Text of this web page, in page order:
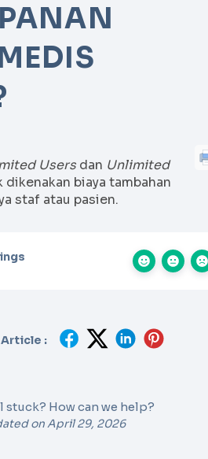
Users dan Unlimited
dikenakan biaya tambahan
staf atau pasien.
:
stuck? How can we help?
on April 29, 2026